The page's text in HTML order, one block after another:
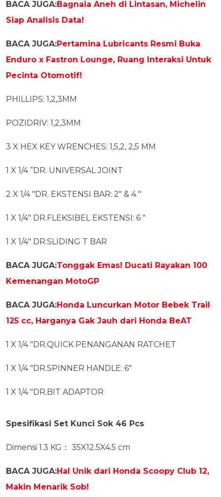
BACA JUGA:Bagnaia Aneh di Lintasan, Michelin
Siap Analisis Data!
BACA JUGA:Pertamina Lubricants Resmi Buka
Enduro x Fastron Lounge, Ruang Interaksi Untuk
Pecinta Otomotif!
PHILLIPS: 1,2,3MM
POZIDRIV: 1,2,3MM
3 X HEX KEY WRENCHES: 1,5,2, 2,5 MM
1 X 1/4 ”DR. UNIVERSAL JOINT
2 X 1/4 "DR. EKSTENSI BAR: 2" & 4 "
1 X 1/4" DR.FLEKSIBEL EKSTENSI: 6 "
1 X 1/4" DR.SLIDING T BAR
BACA JUGA:Tonggak Emas! Ducati Rayakan 100
Kemenangan MotoGP
BACA JUGA:Honda Luncurkan Motor Bebek Trail
125 cc, Harganya Gak Jauh dari Honda BeAT
1 X 1/4 "DR.QUICK PENANGANAN RATCHET
1 X 1/4 "DR.SPINNER HANDLE: 6"
1 X 1/4 "DR.BIT ADAPTOR
Spesifikasi Set Kunci Sok 46 Pcs
Dimensi 1.3 KG： 35X12.5X4.5 cm
BACA JUGA:Hal Unik dari Honda Scoopy Club 12,
Makin Menarik Sob!